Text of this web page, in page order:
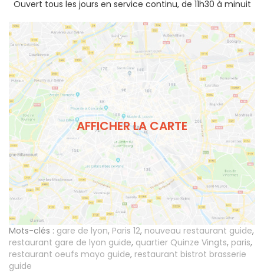
Ouvert tous les jours en service continu, de 11h30 à minuit
AFFICHER LA CARTE
Mots-clés : gare de lyon, Paris 12, nouveau restaurant guide,
restaurant gare de lyon guide, quartier Quinze Vingts, paris,
restaurant oeufs mayo guide, restaurant bistrot brasserie
guide